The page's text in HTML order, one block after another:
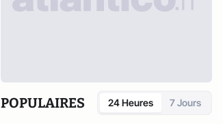
POPULAIRES 24 Heures 7 Jours